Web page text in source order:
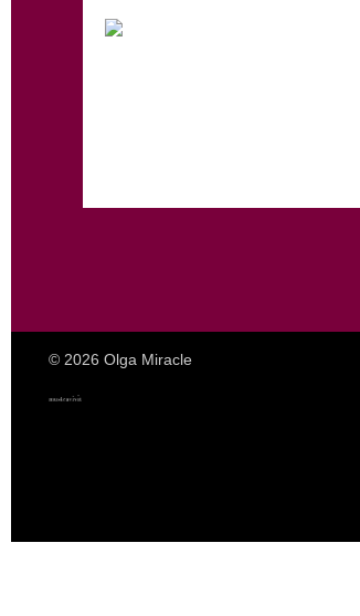
© 2026 Olga Miracle